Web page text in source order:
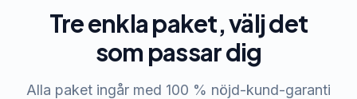
Tre enkla paket, välj det
som passar dig
Alla paket ingår med 100 % nöjd-kund-garanti